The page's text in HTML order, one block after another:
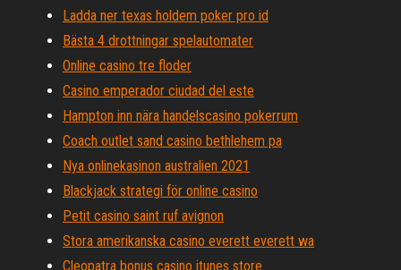
Ladda ner texas holdem poker pro id
Bästa 4 drottningar spelautomater
Online casino tre floder
Casino emperador ciudad del este
Hampton inn nära handelscasino pokerrum
Coach outlet sand casino bethlehem pa
Nya onlinekasinon australien 2021
Blackjack strategi för online casino
Petit casino saint ruf avignon
Stora amerikanska casino everett everett wa
Cleopatra bonus casino itunes store